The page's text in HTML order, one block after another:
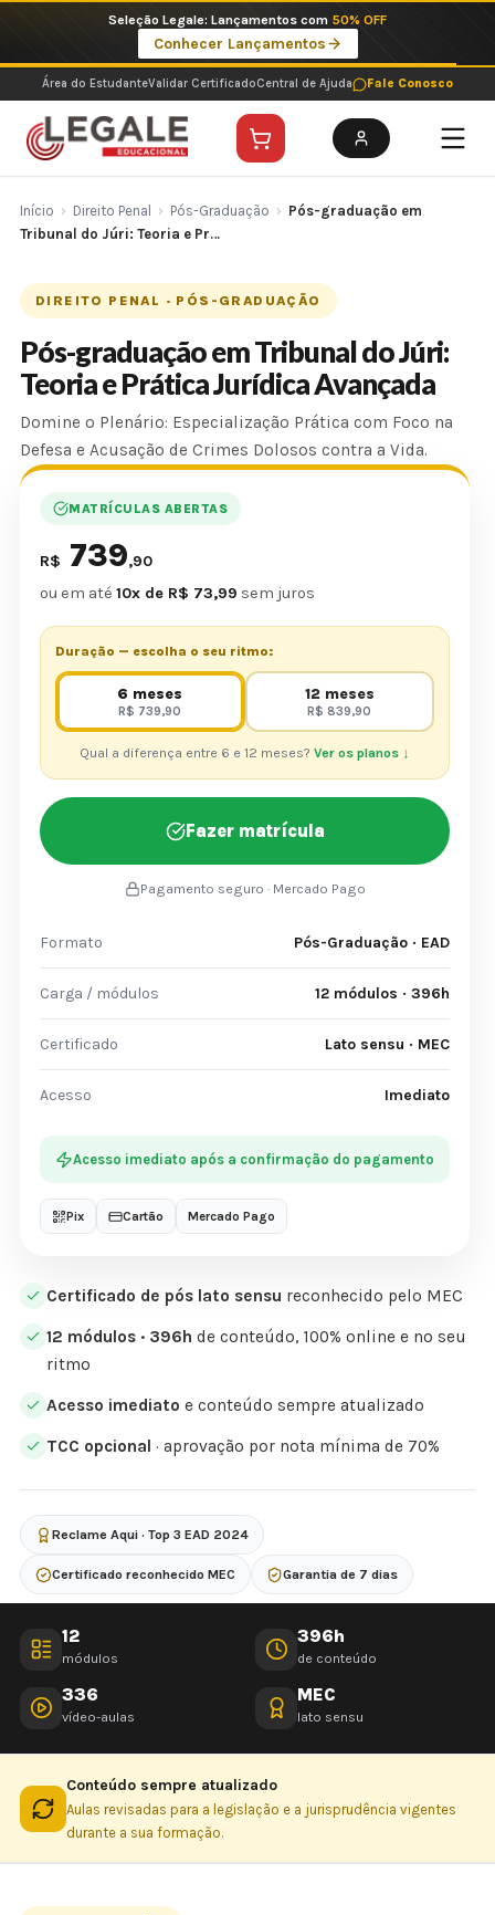
o
conteúdo
Imperdíveis no Pix: Pós Selecionadas a 199 reais no pix em parcela única
Ver ofertas
Área do EstudanteValidar CertificadoCentral de Ajuda Fale Conosco
Início › Direito Penal › Pós-Graduação › Pós-graduação em
Tribunal do Júri: Teoria e Pr…
DIREITO PENAL · PÓS-GRADUAÇÃO
Pós-graduação em Tribunal do Júri:
Teoria e Prática Jurídica Avançada
Domine o Plenário: Especialização Prática com Foco na
Defesa e Acusação de Crimes Dolosos contra a Vida.
Certificado de pós lato sensu reconhecido pelo MEC
12 módulos · 396h de conteúdo, 100% online e no seu
ritmo
Acesso imediato e conteúdo sempre atualizado
TCC opcional · aprovação por nota mínima de 70%
Reclame Aqui · Top 3 EAD 2024
Certificado reconhecido MEC Garantia de 7 dias
MATRÍCULAS ABERTAS
R$ 739,90
ou em até 10x de R$ 73,99 sem juros
Duração — escolha o seu ritmo:
6 meses
R$ 739,90
12 meses
R$ 839,90
Qual a diferença entre 6 e 12 meses? Ver os planos ↓
Fazer matrícula
Pagamento seguro · Mercado Pago
Formato Pós-Graduação · EAD
Carga / módulos 12 módulos · 396h
Certificado Lato sensu · MEC
Acesso Imediato
Acesso imediato após a confirmação do pagamento
Pix Cartão Mercado Pago
12
módulos
396h
de conteúdo
336
vídeo-aulas
MEC
lato sensu
Conteúdo sempre atualizado
Aulas revisadas para a legislação e a jurisprudência vigentes
durante a sua formação.